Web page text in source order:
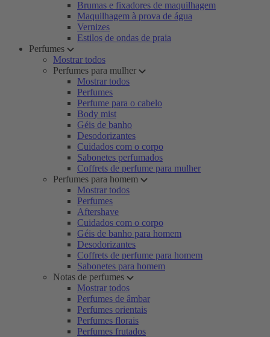
Brumas e fixadores de maquilhagem
Maquilhagem à prova de água
Vernizes
Estilos de ondas de praia
Perfumes
Mostrar todos
Perfumes para mulher
Mostrar todos
Perfumes
Perfume para o cabelo
Body mist
Géis de banho
Desodorizantes
Cuidados com o corpo
Sabonetes perfumados
Coffrets de perfume para mulher
Perfumes para homem
Mostrar todos
Perfumes
Aftershave
Cuidados com o corpo
Géis de banho para homem
Desodorizantes
Coffrets de perfume para homem
Sabonetes para homem
Notas de perfumes
Mostrar todos
Perfumes de âmbar
Perfumes orientais
Perfumes florais
Perfumes frutados